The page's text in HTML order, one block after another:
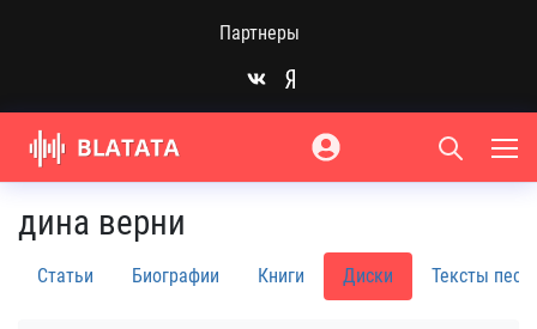
Партнеры
дина верни
Статьи Биографии Книги Диски Тексты